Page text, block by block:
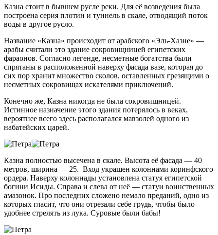
Казна стоит в бывшем русле реки. Для её возведения была
построена серия плотин и туннель в скале, отводящий поток
воды в другое русло.
Название «Казна» происходит от арабского «Эль-Хазне» —
арабы считали это здание сокровищницей египетских
фараонов. Согласно легенде, несметные богатства были
спрятаны в расположенной наверху фасада вазе, которая до
сих пор хранит множество сколов, оставленных грезящими о
несметных сокровищах искателями приключений.
Конечно же, Казна никогда не была сокровищницей.
Истинное назначение этого здания потерялось в веках,
вероятнее всего здесь располагался мавзолей одного из
набатейских царей.
Казна полностью высечена в скале. Высота её фасада — 40
метров, ширина — 25. Вход украшен колоннами коринфского
ордера. Наверху колоннады установлена статуя египетской
богини Исиды. Справа и слева от неё — статуи воинственных
амазонок. Про последних сложено немало преданий, одно из
которых гласит, что они отрезали себе грудь, чтобы было
удобнее стрелять из лука. Суровые были бабы!